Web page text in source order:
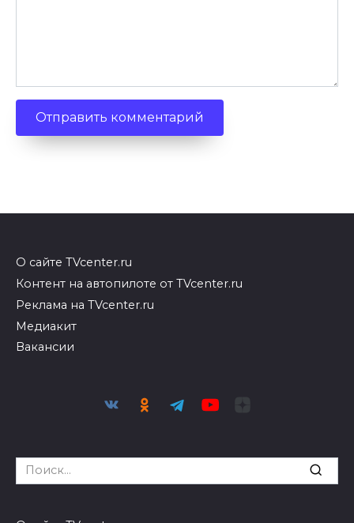
О сайте TVcenter.ru
Контент на автопилоте от TVcenter.ru
Реклама на TVcenter.ru
Медиакит
Вакансии
Search
for: